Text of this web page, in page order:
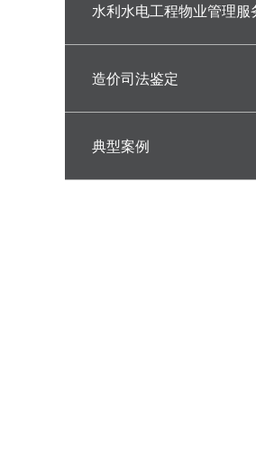
水利水电工程物业管理服
造价司法鉴定
典型案例